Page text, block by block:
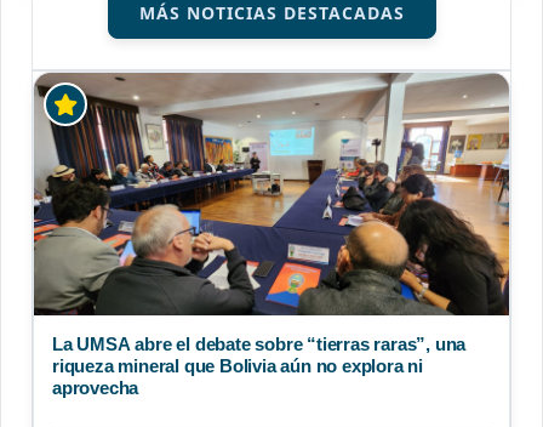
MÁS NOTICIAS DESTACADAS
La UMSA abre el debate sobre “tierras raras”, una
riqueza mineral que Bolivia aún no explora ni
aprovecha